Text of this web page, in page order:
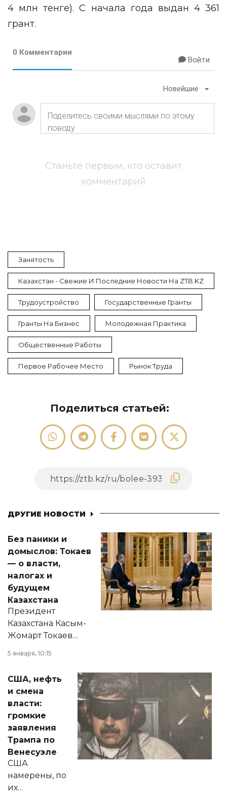
4 млн тенге). С начала года выдан 4 361
грант.
0 Комментарии
Войти
Новейшие
Станьте первым, кто оставит
комментарий
Занятость
Казахстан - Свежие И Последние Новости На ZTB.KZ
Трудоустройство Государственные Гранты
Гранты На Бизнес Молодежная Практика
Общественные Работы
Первое Рабочее Место Рынок Труда
Поделиться статьей:
ДРУГИЕ НОВОСТИ
Без паники и
домыслов: Токаев
— о власти,
налогах и
будущем
Казахстана
Президент
Казахстана Касым-
Жомарт Токаев
сразу несколько
актуальных тем —
от слухов о
политических
реформах до
вопросов армии,
экономики и
личного здоровья.
5 января, 10:15
США, нефть
и смена
власти:
громкие
заявления
Трампа по
Венесуэле
США
намерены, по
их